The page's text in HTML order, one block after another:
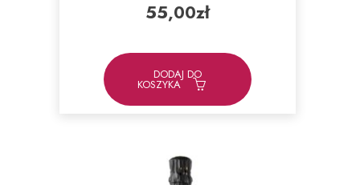
55,00zł
DODAJ DO
KOSZYKA